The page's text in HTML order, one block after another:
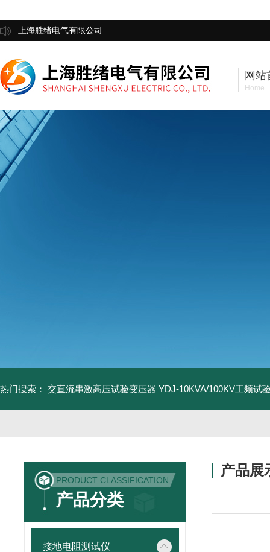
上海胜绪电气有限公司
网站
Home
热门搜索： 交直流串激高压试验变压器 YDJ-10KVA/100KV工频试
PRODUCT CLASSIFICATION
产品分类
接地电阻测试仪
产品展